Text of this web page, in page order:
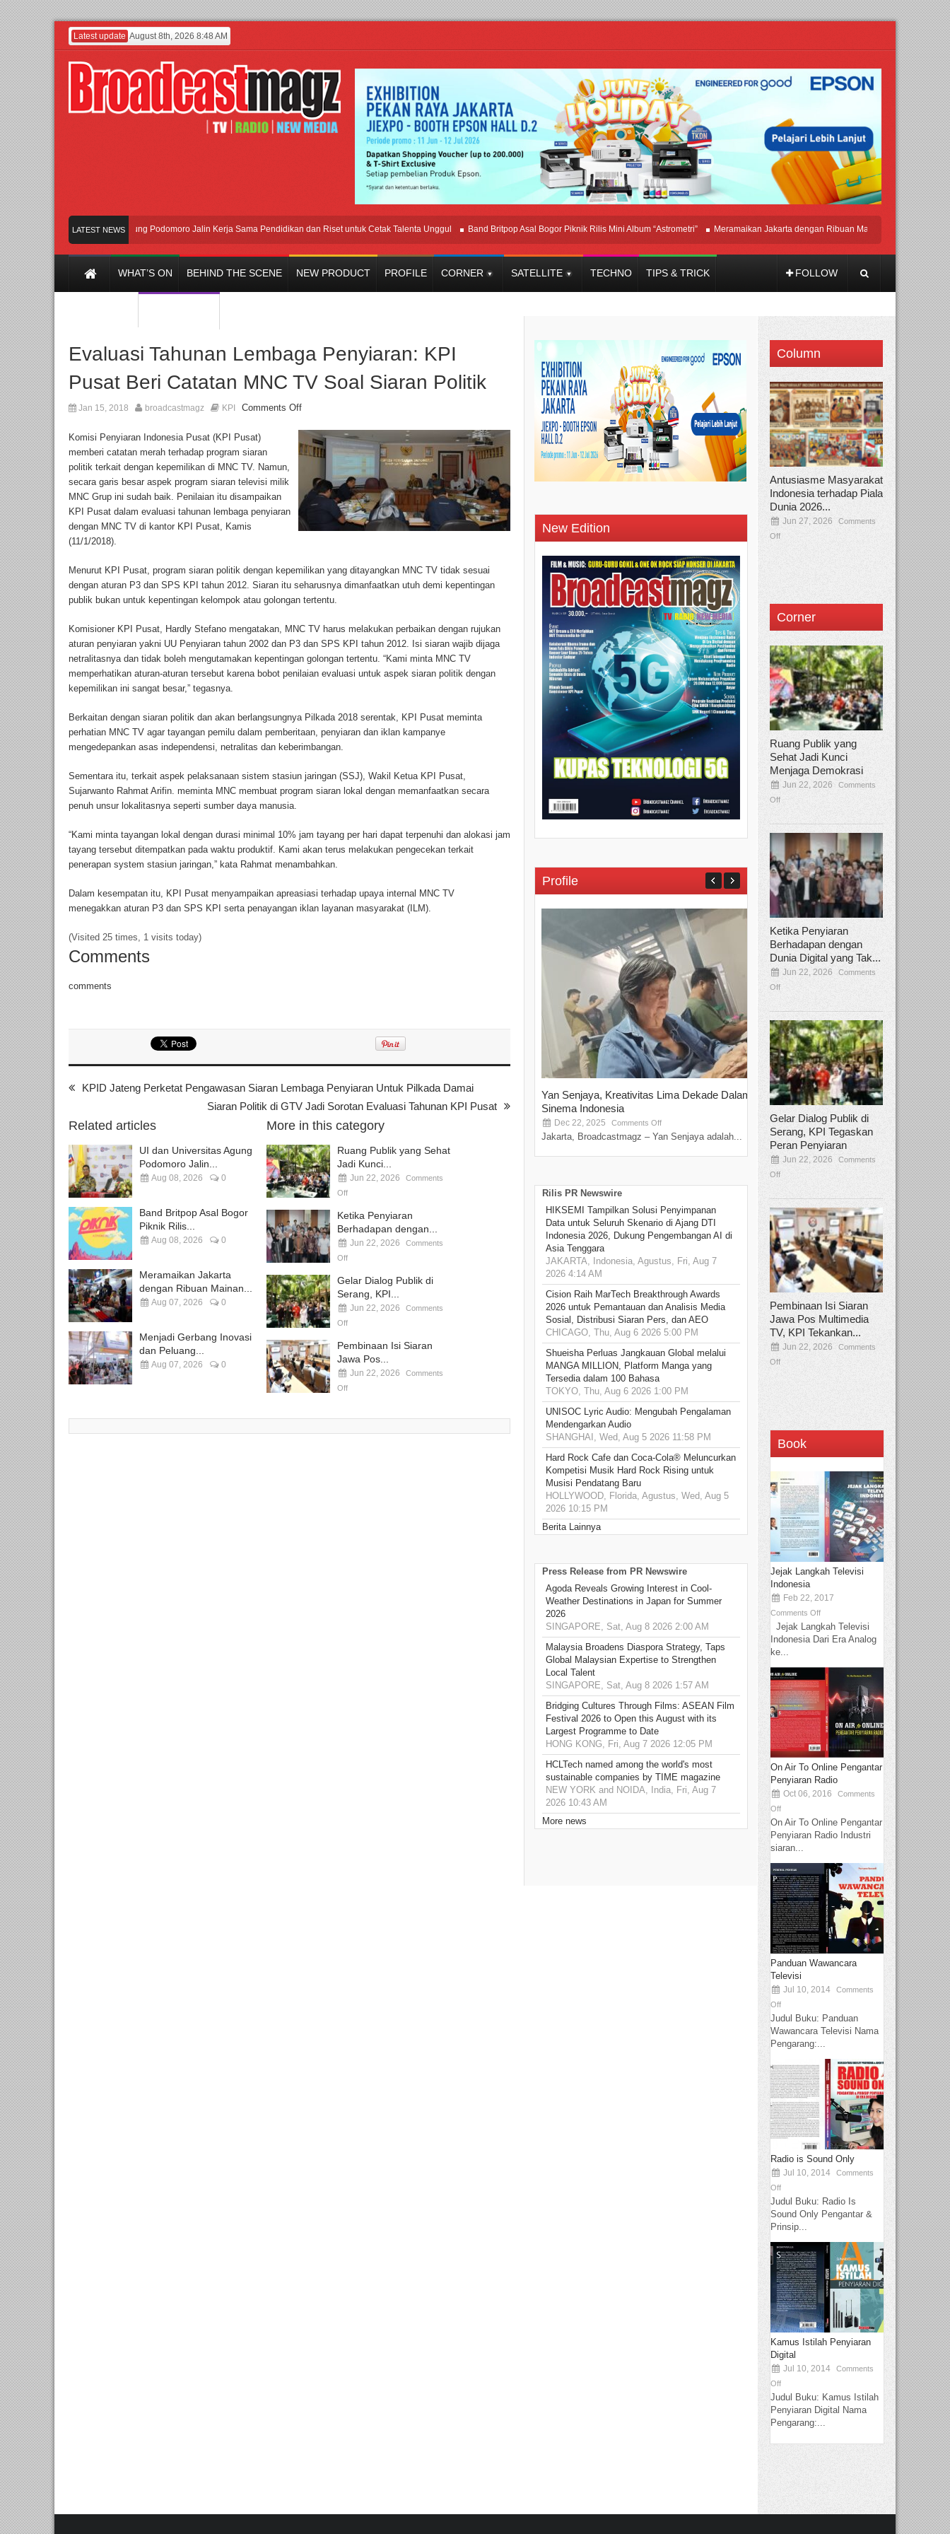
Latest update August 8th, 2026 8:48 AM
LATEST NEWS
UI dan Universitas Agung Podomoro Jalin Kerja Sama Pendidikan dan Riset untuk Cetak Talenta Unggul Band Britpop Asal Bogor Piknik Rilis Mini Album “Astrometri” Meramaikan Jakarta dengan Ribuan Mainan dan Produk Bayi dari
WHAT’S ON BEHIND THE SCENE NEW PRODUCT PROFILE CORNER SATELLITE TECHNO TIPS & TRICK FOLLOW
Evaluasi Tahunan Lembaga Penyiaran: KPI
Pusat Beri Catatan MNC TV Soal Siaran Politik
Jan 15, 2018 broadcastmagz KPI Comments Off
Komisi Penyiaran Indonesia Pusat (KPI Pusat)
memberi catatan merah terhadap program siaran
politik terkait dengan kepemilikan di MNC TV. Namun,
secara garis besar aspek program siaran televisi milik
MNC Grup ini sudah baik. Penilaian itu disampaikan
KPI Pusat dalam evaluasi tahunan lembaga penyiaran
dengan MNC TV di kantor KPI Pusat, Kamis
(11/1/2018).
Menurut KPI Pusat, program siaran politik dengan kepemilikan yang ditayangkan MNC TV tidak sesuai
dengan aturan P3 dan SPS KPI tahun 2012. Siaran itu seharusnya dimanfaatkan utuh demi kepentingan
publik bukan untuk kepentingan kelompok atau golongan tertentu.
Komisioner KPI Pusat, Hardly Stefano mengatakan, MNC TV harus melakukan perbaikan dengan rujukan
aturan penyiaran yakni UU Penyiaran tahun 2002 dan P3 dan SPS KPI tahun 2012. Isi siaran wajib dijaga
netralitasnya dan tidak boleh mengutamakan kepentingan golongan tertentu. “Kami minta MNC TV
memperhatikan aturan-aturan tersebut karena bobot penilaian evaluasi untuk aspek siaran politik dengan
kepemilikan ini sangat besar,” tegasnya.
Berkaitan dengan siaran politik dan akan berlangsungnya Pilkada 2018 serentak, KPI Pusat meminta
perhatian MNC TV agar tayangan pemilu dalam pemberitaan, penyiaran dan iklan kampanye
mengedepankan asas independensi, netralitas dan keberimbangan.
Sementara itu, terkait aspek pelaksanaan sistem stasiun jaringan (SSJ), Wakil Ketua KPI Pusat,
Sujarwanto Rahmat Arifin. meminta MNC membuat program siaran lokal dengan memanfaatkan secara
penuh unsur lokalitasnya seperti sumber daya manusia.
“Kami minta tayangan lokal dengan durasi minimal 10% jam tayang per hari dapat terpenuhi dan alokasi jam
tayang tersebut ditempatkan pada waktu produktif. Kami akan terus melakukan pengecekan terkait
penerapan system stasiun jaringan,” kata Rahmat menambahkan.
Dalam kesempatan itu, KPI Pusat menyampaikan apreasiasi terhadap upaya internal MNC TV
menegakkan aturan P3 dan SPS KPI serta penayangan iklan layanan masyarakat (ILM).
(Visited 25 times, 1 visits today)
Comments
comments
KPID Jateng Perketat Pengawasan Siaran Lembaga Penyiaran Untuk Pilkada Damai
Siaran Politik di GTV Jadi Sorotan Evaluasi Tahunan KPI Pusat
Related articles
UI dan Universitas Agung
Podomoro Jalin...
Aug 08, 2026 0
Band Britpop Asal Bogor
Piknik Rilis...
Aug 08, 2026 0
Meramaikan Jakarta
dengan Ribuan Mainan...
Aug 07, 2026 0
Menjadi Gerbang Inovasi
dan Peluang...
Aug 07, 2026 0
More in this category
Ruang Publik yang Sehat
Jadi Kunci...
Jun 22, 2026
Comments
Off
Ketika Penyiaran
Berhadapan dengan...
Jun 22, 2026
Comments
Off
Gelar Dialog Publik di
Serang, KPI...
Jun 22, 2026
Comments
Off
Pembinaan Isi Siaran
Jawa Pos...
Jun 22, 2026
Comments
Off
New Edition
Profile
Yan Senjaya, Kreativitas Lima Dekade Dalam
Sinema Indonesia
Dec 22, 2025 Comments Off
Jakarta, Broadcastmagz – Yan Senjaya adalah...
Tamee Irelly Menjadi Juri Open
Film Terbaru...
Sep 08, 2025 Comments Off
Bekasi, Broadcastmagz – Dalam upaya
talenta...
Rilis PR Newswire
HIKSEMI Tampilkan Solusi Penyimpanan
Data untuk Seluruh Skenario di Ajang DTI
Indonesia 2026, Dukung Pengembangan AI di
Asia Tenggara
JAKARTA, Indonesia, Agustus, Fri, Aug 7
2026 4:14 AM
Cision Raih MarTech Breakthrough Awards
2026 untuk Pemantauan dan Analisis Media
Sosial, Distribusi Siaran Pers, dan AEO
CHICAGO, Thu, Aug 6 2026 5:00 PM
Shueisha Perluas Jangkauan Global melalui
MANGA MILLION, Platform Manga yang
Tersedia dalam 100 Bahasa
TOKYO, Thu, Aug 6 2026 1:00 PM
UNISOC Lyric Audio: Mengubah Pengalaman
Mendengarkan Audio
SHANGHAI, Wed, Aug 5 2026 11:58 PM
Hard Rock Cafe dan Coca-Cola® Meluncurkan
Kompetisi Musik Hard Rock Rising untuk
Musisi Pendatang Baru
HOLLYWOOD, Florida, Agustus, Wed, Aug 5
2026 10:15 PM
Berita Lainnya
Press Release from PR Newswire
Agoda Reveals Growing Interest in Cool-
Weather Destinations in Japan for Summer
2026
SINGAPORE, Sat, Aug 8 2026 2:00 AM
Malaysia Broadens Diaspora Strategy, Taps
Global Malaysian Expertise to Strengthen
Local Talent
SINGAPORE, Sat, Aug 8 2026 1:57 AM
Bridging Cultures Through Films: ASEAN Film
Festival 2026 to Open this August with its
Largest Programme to Date
HONG KONG, Fri, Aug 7 2026 12:05 PM
HCLTech named among the world's most
sustainable companies by TIME magazine
NEW YORK and NOIDA, India, Fri, Aug 7
2026 10:43 AM
More news
Column
Antusiasme Masyarakat
Indonesia terhadap Piala
Dunia 2026...
Jun 27, 2026
Comments
Off
Corner
Ruang Publik yang
Sehat Jadi Kunci
Menjaga Demokrasi
Jun 22, 2026
Comments
Off
Ketika Penyiaran
Berhadapan dengan
Dunia Digital yang Tak...
Jun 22, 2026
Comments
Off
Gelar Dialog Publik di
Serang, KPI Tegaskan
Peran Penyiaran
Jun 22, 2026
Comments
Off
Pembinaan Isi Siaran
Jawa Pos Multimedia
TV, KPI Tekankan...
Jun 22, 2026
Comments
Off
Book
Jejak Langkah Televisi
Indonesia
Feb 22, 2017
Comments Off
Jejak Langkah Televisi
Indonesia Dari Era Analog
ke...
On Air To Online Pengantar
Penyiaran Radio
Oct 06, 2016
Comments
Off
On Air To Online Pengantar
Penyiaran Radio Industri
siaran...
Panduan Wawancara
Televisi
Jul 10, 2014
Comments
Off
Judul Buku: Panduan
Wawancara Televisi Nama
Pengarang:...
Radio is Sound Only
Jul 10, 2014
Comments
Off
Judul Buku: Radio Is
Sound Only Pengantar &
Prinsip...
Kamus Istilah Penyiaran
Digital
Jul 10, 2014
Comments
Off
Judul Buku: Kamus Istilah
Penyiaran Digital Nama
Pengarang:...